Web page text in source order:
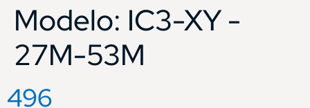
Modelo: IC3-XY -
27M-53M
496